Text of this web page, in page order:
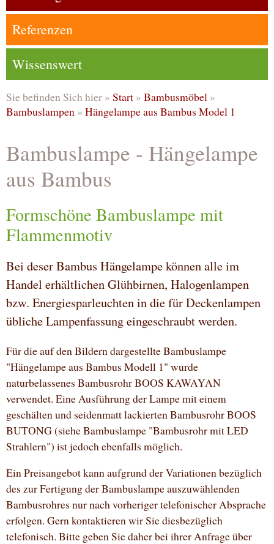
Referenzen
Wissenswert
Sie befinden Sich hier » Start » Bambusmöbel »
Bambuslampen » Hängelampe aus Bambus Model 1
Bambuslampe - Hängelampe
aus Bambus
Formschöne Bambuslampe mit
Flammenmotiv
Bei deser Bambus Hängelampe können alle im
Handel erhältlichen Glühbirnen, Halogenlampen
bzw. Energiesparleuchten in die für Deckenlampen
übliche Lampenfassung eingeschraubt werden.
Für die auf den Bildern dargestellte Bambuslampe
"Hängelampe aus Bambus Modell 1" wurde
naturbelassenes Bambusrohr BOOS KAWAYAN
verwendet. Eine Ausführung der Lampe mit einem
geschälten und seidenmatt lackierten Bambusrohr BOOS
BUTONG (siehe Bambuslampe "Bambusrohr mit LED
Strahlern") ist jedoch ebenfalls möglich.
Ein Preisangebot kann aufgrund der Variationen bezüglich
des zur Fertigung der Bambuslampe auszuwählenden
Bambusrohres nur nach vorheriger telefonischer Absprache
erfolgen. Gern kontaktieren wir Sie diesbezüglich
telefonisch. Bitte geben Sie daher bei ihrer Anfrage über